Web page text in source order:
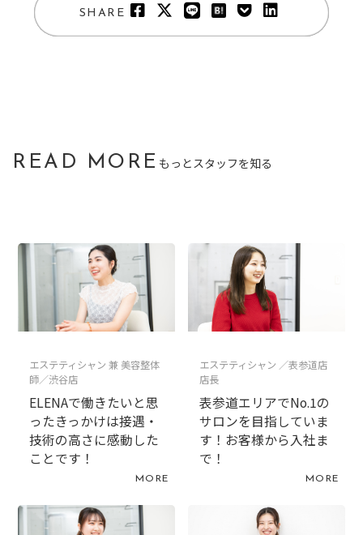
SHARE
READ MORE もっとスタッフを知る
エステティシャン 兼 美容整体
師／渋谷店
ELENAで働きたいと思
ったきっかけは接遇・
技術の高さに感動した
ことです！
MORE
エステティシャン ／表参道店
店長
表参道エリアでNo.1の
サロンを目指していま
す！お客様から入社ま
で！
MORE